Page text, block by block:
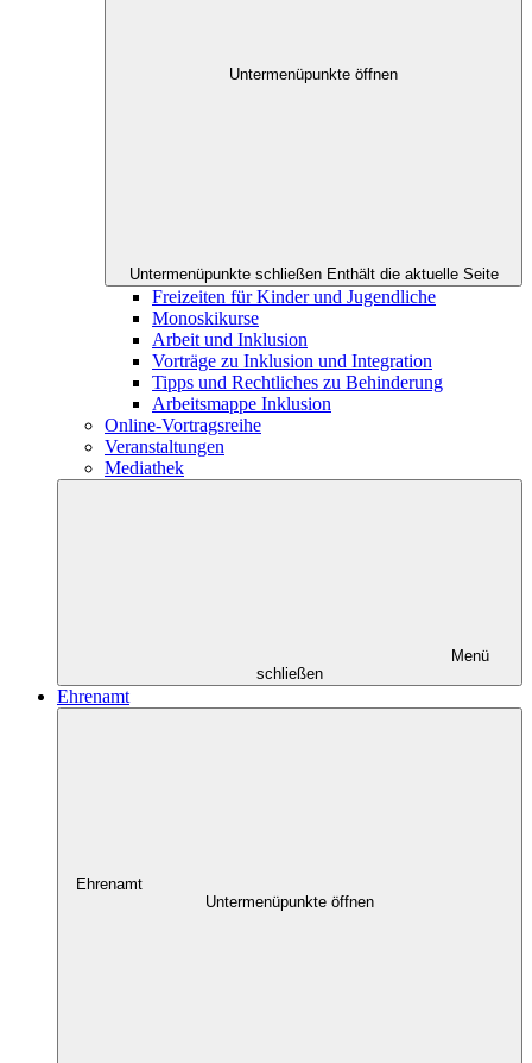
Untermenüpunkte öffnen
Untermenüpunkte schließen Enthält die aktuelle Seite
Freizeiten für Kinder und Jugendliche
Monoskikurse
Arbeit und Inklusion
Vorträge zu Inklusion und Integration
Tipps und Rechtliches zu Behinderung
Arbeitsmappe Inklusion
Online-Vortragsreihe
Veranstaltungen
Mediathek
Menü
schließen
Ehrenamt
Ehrenamt
Untermenüpunkte öffnen